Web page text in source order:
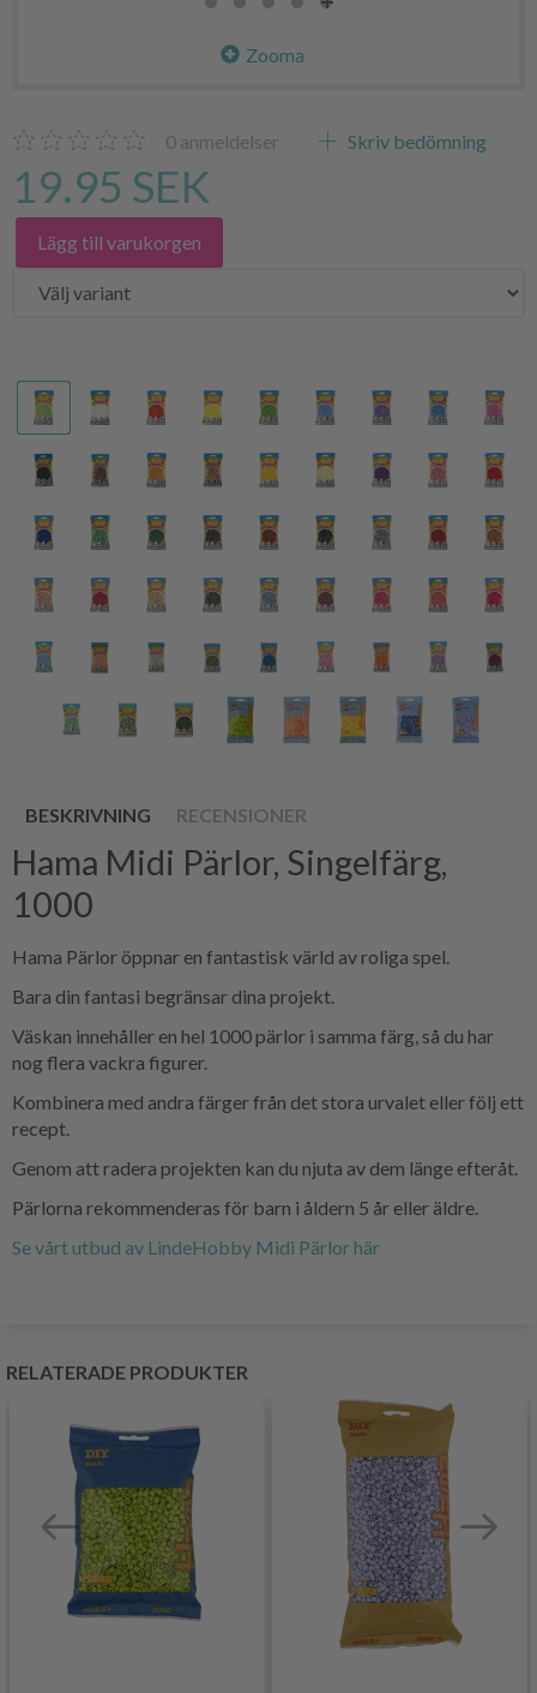
Zooma
0 anmeldelser Skriv bedömning
19.95 SEK
Lägg till varukorgen
BESKRIVNING RECENSIONER
Hama Midi Pärlor, Singelfärg,
1000
Hama Pärlor öppnar en fantastisk värld av roliga spel.
Bara din fantasi begränsar dina projekt.
Väskan innehåller en hel 1000 pärlor i samma färg, så du har
nog flera vackra figurer.
Kombinera med andra färger från det stora urvalet eller följ ett
recept.
Genom att radera projekten kan du njuta av dem länge efteråt.
Pärlorna rekommenderas för barn i åldern 5 år eller äldre.
Se vårt utbud av LindeHobby Midi Pärlor här
RELATERADE PRODUKTER